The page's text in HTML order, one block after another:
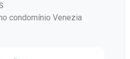
condomínio Venezia